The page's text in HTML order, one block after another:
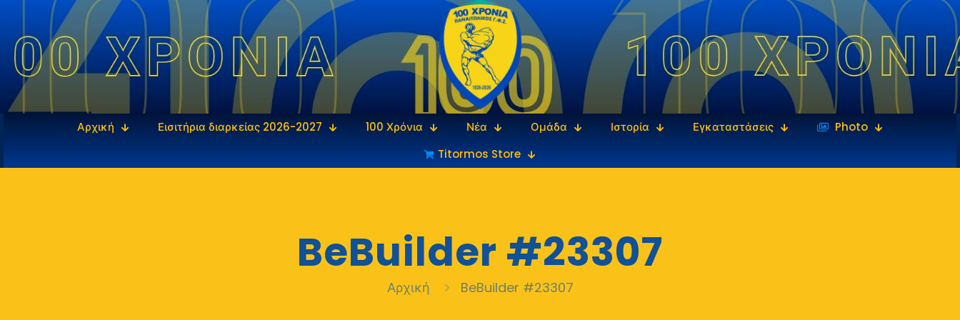
Αρχική Εισιτήρια διαρκείας 2026-2027 100 Χρόνια Νέα Ομάδα Ιστορία Εγκαταστάσεις
‎‏‏‎ ‎Photo
Titormos Store
BeBuilder #23307
Αρχική BeBuilder #23307